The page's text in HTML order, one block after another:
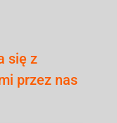
się z
przez nas